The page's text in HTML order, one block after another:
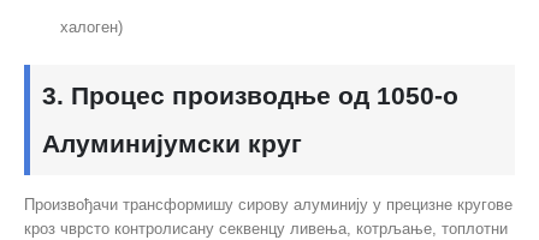
халоген)
3. Процес производње од 1050-о
Алуминијумски круг
Произвођачи трансформишу сирову алуминију у прецизне кругове
кроз чврсто контролисану секвенцу ливења, котрљање, топлотни